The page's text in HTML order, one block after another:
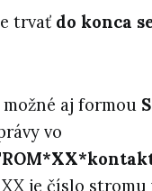
trvať do konca
aj formou
vo
je číslo stromu